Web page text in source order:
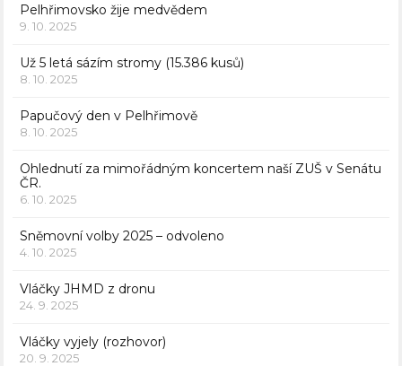
Pelhřimovsko žije medvědem
9. 10. 2025
Už 5 letá sázím stromy (15.386 kusů)
8. 10. 2025
Papučový den v Pelhřimově
8. 10. 2025
Ohlednutí za mimořádným koncertem naší ZUŠ v Senátu
ČR.
6. 10. 2025
Sněmovní volby 2025 – odvoleno
4. 10. 2025
Vláčky JHMD z dronu
24. 9. 2025
Vláčky vyjely (rozhovor)
20. 9. 2025